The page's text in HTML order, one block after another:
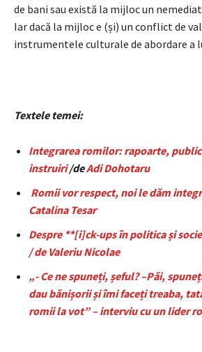
de bani sau există la mijloc un
Iar dacă la mijloc e (și) un conflict de
instrumentele culturale de abordare a
Textele temei:
Integrarearomilor: rapoarte,
instruiri/deAdi Dohotaru
Romii vor respect, noi le dăm
Catalina Tesar
Despre **[i]ck-ups în politica și
/ de Valeriu Nicolae
„- Ce ne spuneți, șeful? –Păi,
dau bănișorii și îmi faceți treaba,
romii la vot” – interviu cu un lider